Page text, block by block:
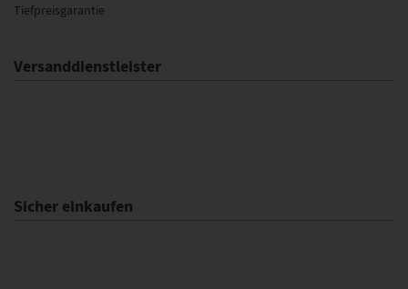
Tiefpreisgarantie
Versanddienstleister
Sicher einkaufen